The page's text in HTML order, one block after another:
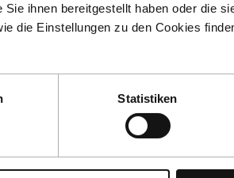
ihnen bereitgestellt haben oder die
die Einstellungen zu den Cookies
Statistiken